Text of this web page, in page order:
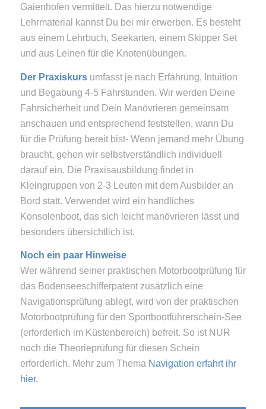
Gaienhofen vermittelt. Das hierzu notwendige
Lehrmaterial kannst Du bei mir erwerben. Es besteht
aus einem Lehrbuch, Seekarten, einem Skipper Set
und aus Leinen für die Knotenübungen.
Der Praxiskursumfasst je nach Erfahrung, Intuition
und Begabung 4-5 Fahrstunden. Wir werden Deine
Fahrsicherheit und Dein Manövrieren gemeinsam
anschauen und entsprechend feststellen, wann Du
für die Prüfung bereit bist- Wenn jemand mehr Übung
braucht, gehen wir selbstverständlich individuell
darauf ein. Die Praxisausbildung findet in
Kleingruppen von 2-3 Leuten mit dem Ausbilder an
Bord statt. Verwendet wird ein handliches
Konsolenboot, das sich leicht manövrieren lässt und
besonders übersichtlich ist.
Noch ein paar Hinweise
Wer während seiner praktischen Motorbootprüfung für
das Bodenseeschifferpatent zusätzlich eine
Navigationsprüfung ablegt, wird von der praktischen
Motorbootprüfung für den Sportbootführerschein-See
(erforderlich im Küstenbereich) befreit. So ist NUR
noch die Theorieprüfung für diesen Schein
erforderlich. Mehr zum Thema Navigation erfahrt ihr
hier.